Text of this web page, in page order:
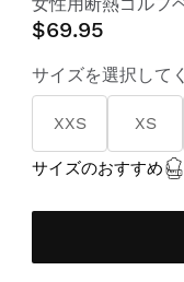
$69.95
サイズを選択して
XXS XS
サイズのおすすめ